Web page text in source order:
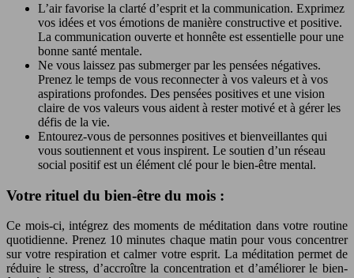
L’air favorise la clarté d’esprit et la communication. Exprimez
vos idées et vos émotions de manière constructive et positive.
La communication ouverte et honnête est essentielle pour une
bonne santé mentale.
Ne vous laissez pas submerger par les pensées négatives.
Prenez le temps de vous reconnecter à vos valeurs et à vos
aspirations profondes. Des pensées positives et une vision
claire de vos valeurs vous aident à rester motivé et à gérer les
défis de la vie.
Entourez-vous de personnes positives et bienveillantes qui
vous soutiennent et vous inspirent. Le soutien d’un réseau
social positif est un élément clé pour le bien-être mental.
Votre rituel du bien-être du mois :
Ce mois-ci, intégrez des moments de méditation dans votre routine
quotidienne. Prenez 10 minutes chaque matin pour vous concentrer
sur votre respiration et calmer votre esprit. La méditation permet de
réduire le stress, d’accroître la concentration et d’améliorer le bien-